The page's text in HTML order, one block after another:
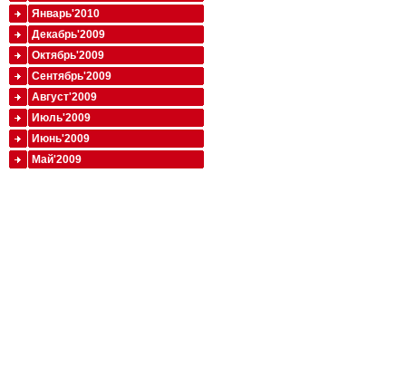
Январь'2010
Декабрь'2009
Октябрь'2009
Сентябрь'2009
Август'2009
Июль'2009
Июнь'2009
Май'2009